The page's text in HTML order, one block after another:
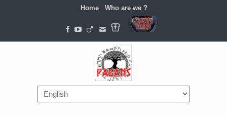
Home Who are we ?
Navigation